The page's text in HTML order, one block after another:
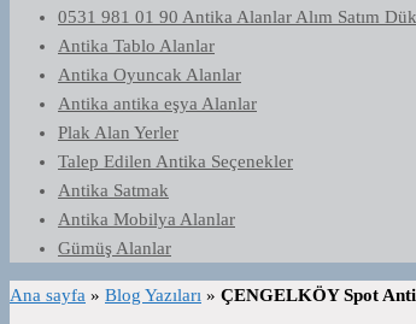
0531 981 01 90 Antika Alanlar Alım Satım
Antika Tablo Alanlar
Antika Oyuncak Alanlar
Antika antika eşya Alanlar
Plak Alan Yerler
Talep Edilen Antika Seçenekler
Antika Satmak
Antika Mobilya Alanlar
Gümüş Alanlar
Ana sayfa » Blog Yazıları » ÇENGELKÖY Spot